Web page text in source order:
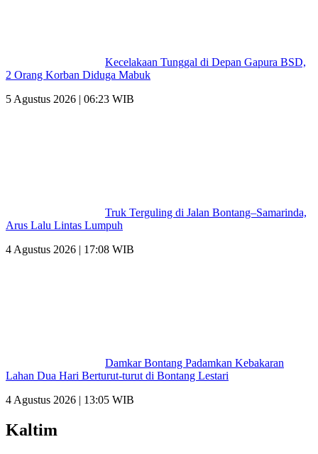
Kecelakaan Tunggal di Depan Gapura BSD,
2 Orang Korban Diduga Mabuk
5 Agustus 2026 | 06:23 WIB
Truk Terguling di Jalan Bontang–Samarinda,
Arus Lalu Lintas Lumpuh
4 Agustus 2026 | 17:08 WIB
Damkar Bontang Padamkan Kebakaran
Lahan Dua Hari Berturut-turut di Bontang Lestari
4 Agustus 2026 | 13:05 WIB
Kaltim